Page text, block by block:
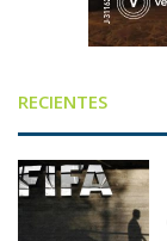
RECIENTES